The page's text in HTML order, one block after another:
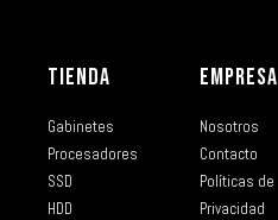
TIENDA
Gabinetes
Procesadores
SSD
HDD
EMPRESA
Nosotros
Contacto
Políticas de
Privacidad